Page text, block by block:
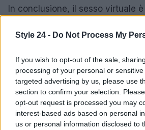
Style 24 - Do Not Process My
If you wish to opt-out of the sale,
processing of your personal or
targeted advertising by us, please use
section to confirm your selection.
opt-out request is processed you may
interest-based ads based on personal
us or personal information disclosed to
In conclusione, il sesso virtuale
soluzione semplice, ma a lungo
solide e significative. Ricorda,
intimità, anche se virtuale,
con autenticità. Sei pronto a
una connessione più profonda?